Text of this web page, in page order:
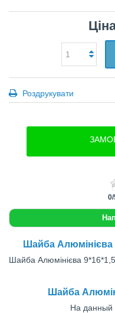
Роздрукувати
0/
Шайба Алюмінієва
Шайба Алюмінієва 9*16*1,5
Шайба
На данный